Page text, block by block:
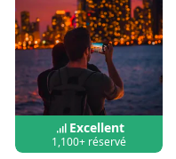
Excellent
1,100+ réservé